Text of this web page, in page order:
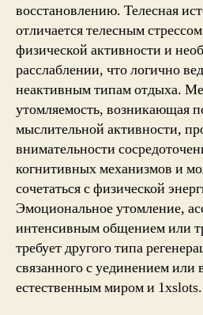
восстановлению. Телесная
отличается телесным
физической активности и
расслаблении, что логично
неактивным типам отдыха.
утомляемость, возникающая
мыслительной активности,
внимательности
когнитивных механизмов и
сочетаться с физической
Эмоциональное утомление,
интенсивным общением или
требует другого типа
связанного с уединением или
естественным миром и 1xslots.